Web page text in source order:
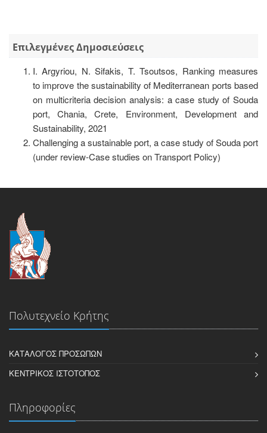
Επιλεγμένες Δημοσιεύσεις
I. Argyriou, N. Sifakis, T. Tsoutsos, Ranking measures
to improve the sustainability of Mediterranean ports based
on multicriteria decision analysis: a case study of Souda
port, Chania, Crete, Environment, Development and
Sustainability, 2021
Challenging a sustainable port, a case study of Souda port
(under review-Case studies on Transport Policy)
Πολυτεχνείο Κρήτης
ΚΑΤΆΛΟΓΟΣ ΠΡΟΣΏΠΩΝ
ΚΕΝΤΡΙΚΌΣ ΙΣΤΌΤΟΠΟΣ
Πληροφορίες